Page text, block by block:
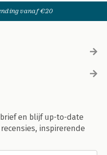
vanaf €20
en blijf up-to-date
inspirerende